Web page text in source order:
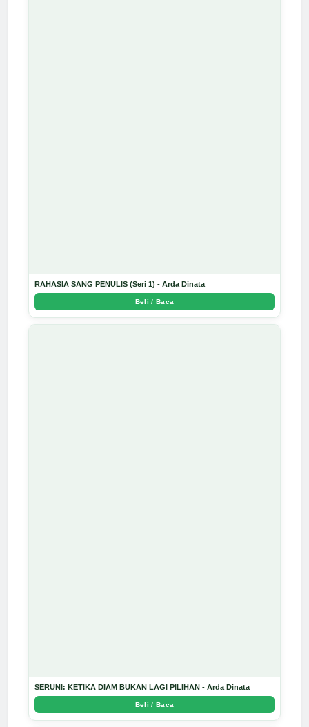
RAHASIA SANG PENULIS (Seri 1) - Arda Dinata
Beli / Baca
SERUNI: KETIKA DIAM BUKAN LAGI PILIHAN - Arda Dinata
Beli / Baca